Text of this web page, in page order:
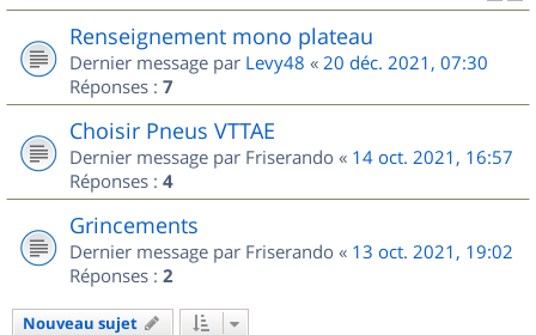
Renseignement mono plateau
Dernier message par Levy48 « 20 déc. 2021, 07:30
Réponses : 7
Choisir Pneus VTTAE
Dernier message par Friserando « 14 oct. 2021, 16:57
Réponses : 4
Grincements
Dernier message par Friserando « 13 oct. 2021, 19:02
Réponses : 2
Nouveau sujet